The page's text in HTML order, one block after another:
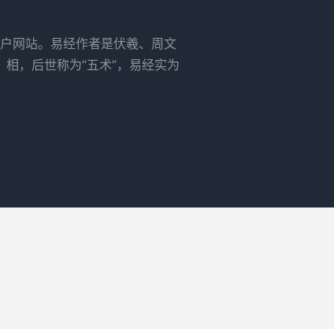
网站。易经作者是伏羲、周文
，后世称为“五术”，易经实为